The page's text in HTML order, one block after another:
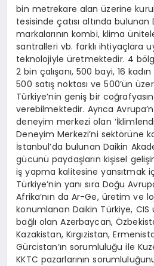
bin metrekare alan üzerine
tesisinde çatısı altında bulunan
markalarının kombi, klima
santralleri vb. farklı ihtiyaçlara
teknolojiyle üretmektedir. 4
2 bin çalışanı, 500 bayi, 16
500 satış noktası ve 500’ün
Türkiye’nin geniş bir
verebilmektedir. Ayrıca
deneyim merkezi olan
Deneyim Merkezi’ni sektörüne
İstanbul’da bulunan Daikin
gücünü paydaşların kişisel
iş yapma kalitesine yansıtmak
Türkiye’nin yanı sıra Doğu
Afrika’nın da Ar-Ge, üretim ve
konumlanan Daikin Türkiye,
bağlı olan Azerbaycan,
Kazakistan, Kırgızistan,
Gürcistan’ın sorumluluğu ile
KKTC pazarlarının